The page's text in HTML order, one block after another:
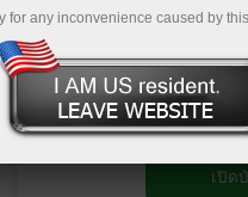
คุณลอยอยู่เหนืองานป
ปัญหาทางการเงินต่
กิจกรร
เปิด
for any inconvenience caused by